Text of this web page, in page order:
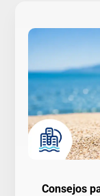
Consejos